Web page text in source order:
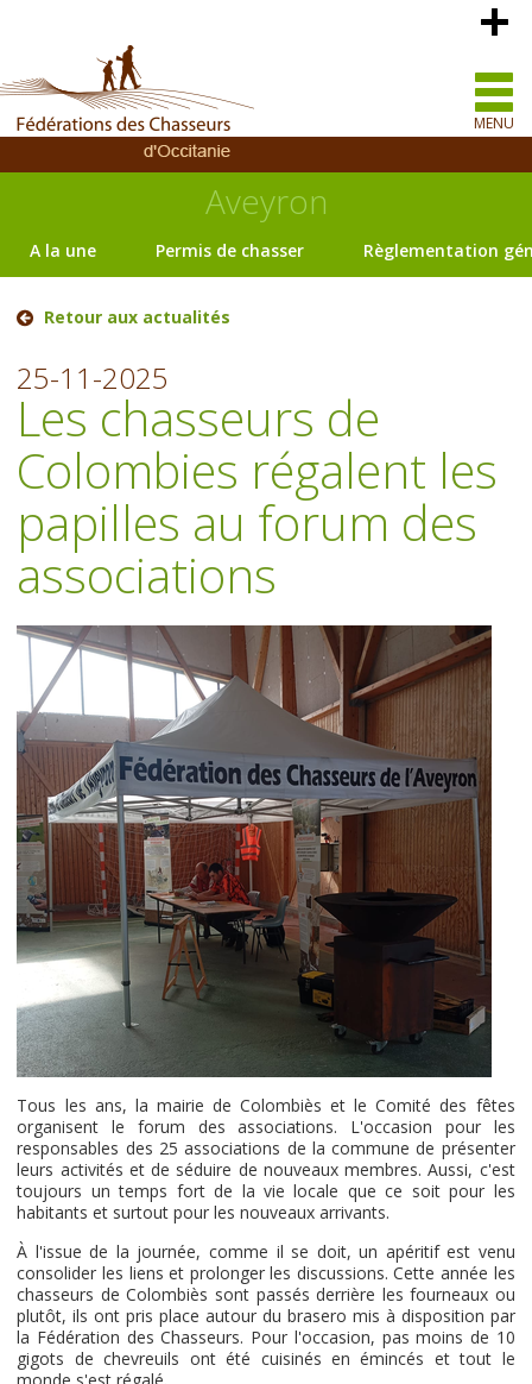
MENU
Aveyron
A la une Permis de chasser Règlementation
Retour aux actualités
25-11-2025
Les chasseurs de
Colombies régalent les
papilles au forum des
associations
Tous les ans, la mairie de Colombiès et le Comité des fêtes
organisent le forum des associations. L'occasion pour les
responsables des 25 associations de la commune de présenter
leurs activités et de séduire de nouveaux membres. Aussi, c'est
toujours un temps fort de la vie locale que ce soit pour les
habitants et surtout pour les nouveaux arrivants.
À l'issue de la journée, comme il se doit, un apéritif est venu
consolider les liens et prolonger les discussions. Cette année les
chasseurs de Colombiès sont passés derrière les fourneaux ou
plutôt, ils ont pris place autour du brasero mis à disposition par
la Fédération des Chasseurs. Pour l'occasion, pas moins de 10
gigots de chevreuils ont été cuisinés en émincés et tout le